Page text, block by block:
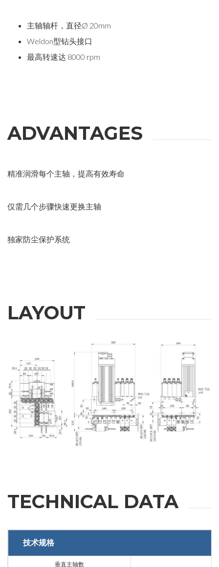
REQUEST
INFORMATION
主轴轴杆，直径Ø 20mm
Weldon型钻头接口
最高转速达 8000 rpm
ADVANTAGES
精准润滑每个主轴，提高有效寿命
仅需几个步骤快速更换主轴
独家防尘保护系统
LAYOUT
TECHNICAL DATA
技术规格
垂直主轴数